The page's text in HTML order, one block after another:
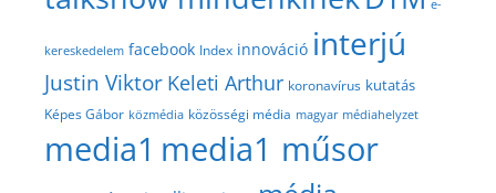
e-
kereskedelem facebook Index innováció interjú
Justin Viktor Keleti Arthur koronavírus kutatás
Képes Gábor közmédia közösségi média magyar médiahelyzet
media1 media1 műsor